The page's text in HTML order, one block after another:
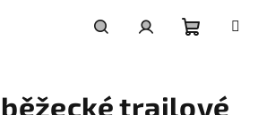
košík
trailové